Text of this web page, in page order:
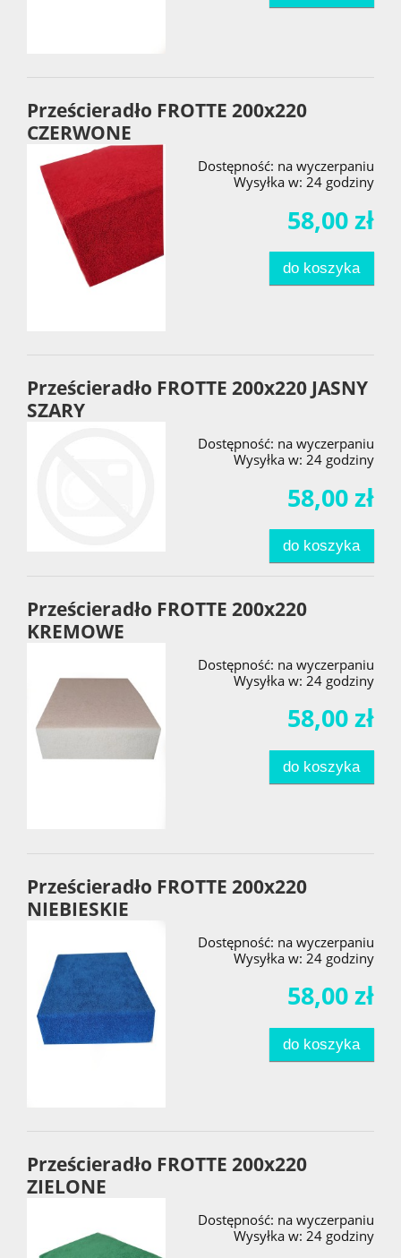
Prześcieradło FROTTE 200x220
CZERWONE
Dostępność: na wyczerpaniu
Wysyłka w: 24 godziny
58,00 zł
do koszyka
Prześcieradło FROTTE 200x220 JASNY
SZARY
Dostępność: na wyczerpaniu
Wysyłka w: 24 godziny
58,00 zł
do koszyka
Prześcieradło FROTTE 200x220
KREMOWE
Dostępność: na wyczerpaniu
Wysyłka w: 24 godziny
58,00 zł
do koszyka
Prześcieradło FROTTE 200x220
NIEBIESKIE
Dostępność: na wyczerpaniu
Wysyłka w: 24 godziny
58,00 zł
do koszyka
Prześcieradło FROTTE 200x220
ZIELONE
Dostępność: na wyczerpaniu
Wysyłka w: 24 godziny